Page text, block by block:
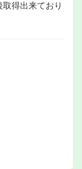
得出来ており